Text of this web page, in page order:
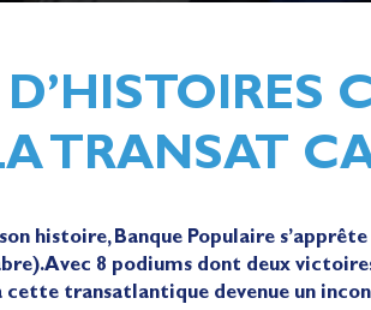
TRANSAT
histoire, Banque Populaire
Avec 8 podiums dont deux
transatlantique devenue un